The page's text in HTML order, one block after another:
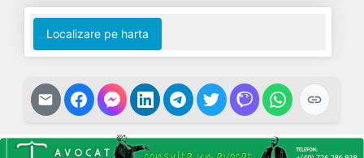
Localizare pe harta